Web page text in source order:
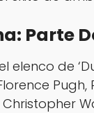
Parte
de